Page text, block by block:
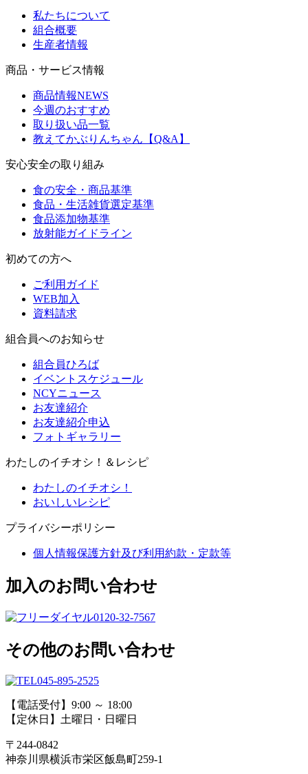
私たちについて
組合概要
生産者情報
商品・サービス情報
商品情報NEWS
今週のおすすめ
取り扱い品一覧
教えてかぶりんちゃん【Q&A】
安心安全の取り組み
食の安全・商品基準
食品・生活雑貨選定基準
食品添加物基準
放射能ガイドライン
初めての方へ
ご利用ガイド
WEB加入
資料請求
組合員へのお知らせ
組合員ひろば
イベントスケジュール
NCYニュース
お友達紹介
お友達紹介申込
フォトギャラリー
わたしのイチオシ！＆レシピ
わたしのイチオシ！
おいしいレシピ
プライバシーポリシー
個人情報保護方針及び利用約款・定款等
加入のお問い合わせ
0120-32-7567
その他のお問い合わせ
045-895-2525
【電話受付】9:00 ～ 18:00
【定休日】土曜日・日曜日
〒244-0842
神奈川県横浜市栄区飯島町259-1